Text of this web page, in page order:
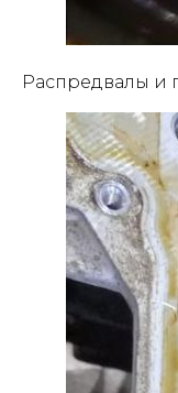
Распредвалы и